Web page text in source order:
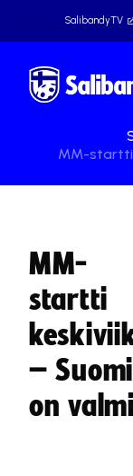
SalibandyTV
MM-startti
MM-
startti
– Suomi
on